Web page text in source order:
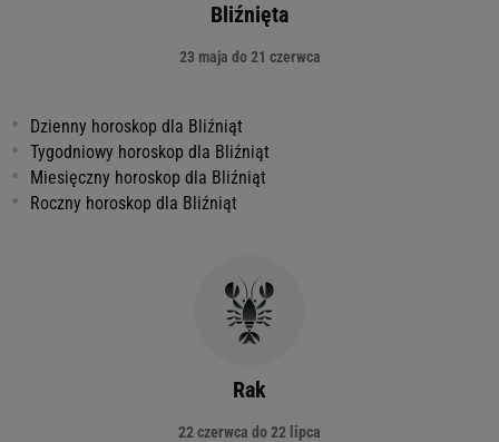
Bliźnięta
23 maja do 21 czerwca
Dzienny horoskop dla Bliźniąt
Tygodniowy horoskop dla Bliźniąt
Miesięczny horoskop dla Bliźniąt
Roczny horoskop dla Bliźniąt
Rak
22 czerwca do 22 lipca